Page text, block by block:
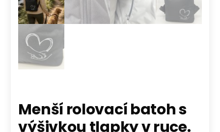
Menší rolovací batoh s
výšivkou tlapky v ruce.